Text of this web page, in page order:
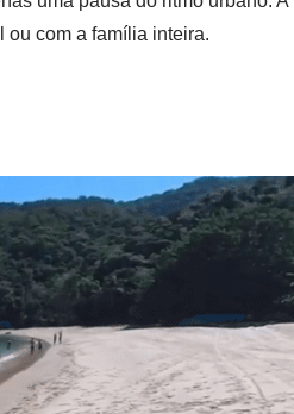
ou com a família inteira.